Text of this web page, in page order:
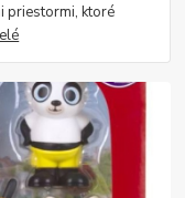
priestormi, ktoré